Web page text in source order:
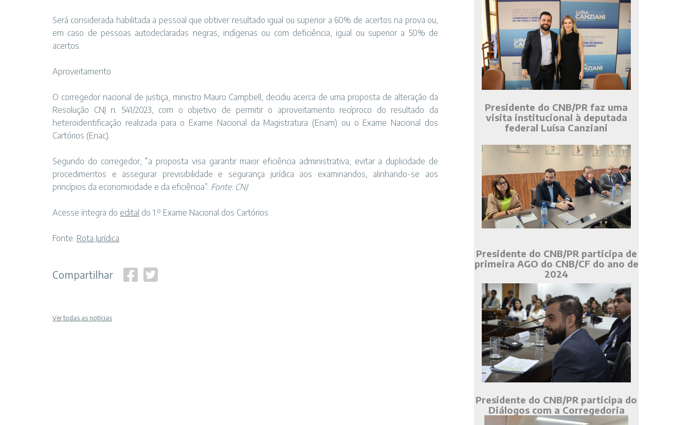
Será considerada habilitada a pessoal que obtiver resultado igual ou superior a 60% de acertos na prova ou,
em caso de pessoas autodeclaradas negras, indígenas ou com deficiência, igual ou superior a 50% de
acertos.
Aproveitamento
O corregedor nacional de justiça, ministro Mauro Campbell, decidiu acerca de uma proposta de alteração da
Resolução CNJ n. 541/2023, com o objetivo de permitir o aproveitamento recíproco do resultado da
heteroidentificação realizada para o Exame Nacional da Magistratura (Enam) ou o Exame Nacional dos
Cartórios (Enac).
Segundo do corregedor, “a proposta visa garantir maior eficiência administrativa, evitar a duplicidade de
procedimentos e assegurar previsibilidade e segurança jurídica aos examinandos, alinhando-se aos
princípios da economicidade e da eficiência”. Fonte: CNJ
Acesse íntegra do edital do 1.º Exame Nacional dos Cartórios.
Fonte: Rota Jurídica
Compartilhar
Ver todas as notícias
Presidente do CNB/PR faz uma
visita institucional à deputada
federal Luísa Canziani
Presidente do CNB/PR participa de
primeira AGO do CNB/CF do ano de
2024
Presidente do CNB/PR participa do
Diálogos com a Corregedoria